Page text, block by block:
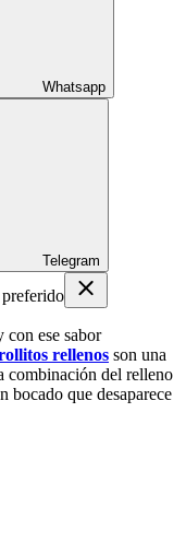
Whatsapp
Telegram
con ese sabor
rellenos son una
combinación del relleno
bocado que desaparece